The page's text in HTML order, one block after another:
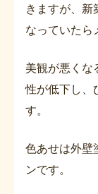
きますが、新
なっていたら
美観が悪くな
性が低下し、
す。
色あせは外壁
ンです。